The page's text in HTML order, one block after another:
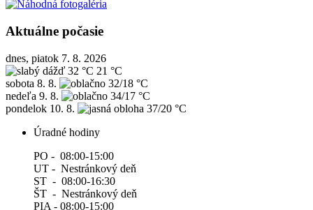
Aktuálne počasie
dnes, piatok 7. 8. 2026
32 °C 21 °C
sobota 8. 8.
32/18 °C
nedeľa 9. 8.
34/17 °C
pondelok 10. 8.
37/20 °C
Úradné hodiny
PO - 08:00-15:00
UT - Nestránkový deň
ST - 08:00-16:30
ŠT - Nestránkový deň
PIA - 08:00-15:00